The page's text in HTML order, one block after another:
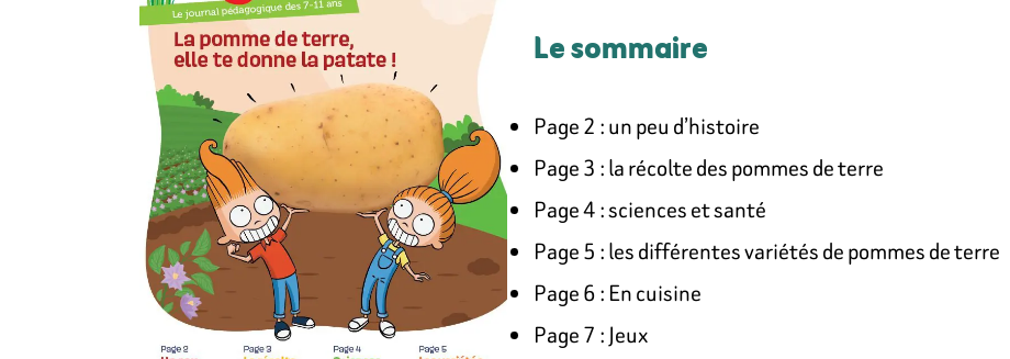
Le sommaire
Page 2 : un peu d’histoire
Page 3 : la récolte des pommes de terre
Page 4 : sciences et santé
Page 5 : les différentes variétés de pommes de terre
Page 6 : En cuisine
Page 7 : Jeux